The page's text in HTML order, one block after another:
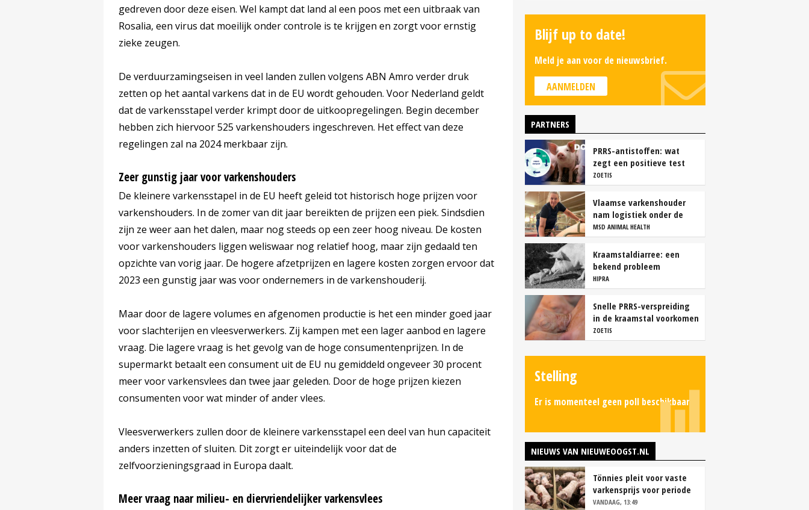
gedreven door deze eisen. Wel kampt dat land al een poos met een uitbraak van
Rosalia, een virus dat moeilijk onder controle is te krijgen en zorgt voor ernstig
zieke zeugen.
De verduurzamingseisen in veel landen zullen volgens ABN Amro verder druk
zetten op het aantal varkens dat in de EU wordt gehouden. Voor Nederland geldt
dat de varkensstapel verder krimpt door de uitkoopregelingen. Begin december
hebben zich hiervoor 525 varkenshouders ingeschreven. Het effect van deze
regelingen zal na 2024 merkbaar zijn.
Zeer gunstig jaar voor varkenshouders
De kleinere varkensstapel in de EU heeft geleid tot historisch hoge prijzen voor
varkenshouders. In de zomer van dit jaar bereikten de prijzen een piek. Sindsdien
zijn ze weer aan het dalen, maar nog steeds op een zeer hoog niveau. De kosten
voor varkenshouders liggen weliswaar nog relatief hoog, maar zijn gedaald ten
opzichte van vorig jaar. De hogere afzetprijzen en lagere kosten zorgen ervoor dat
2023 een gunstig jaar was voor ondernemers in de varkenshouderij.
Maar door de lagere volumes en afgenomen productie is het een minder goed jaar
voor slachterijen en vleesverwerkers. Zij kampen met een lager aanbod en lagere
vraag. Die lagere vraag is het gevolg van de hoge consumentenprijzen. In de
supermarkt betaalt een consument uit de EU nu gemiddeld ongeveer 30 procent
meer voor varkensvlees dan twee jaar geleden. Door de hoge prijzen kiezen
consumenten voor wat minder of ander vlees.
Vleesverwerkers zullen door de kleinere varkensstapel een deel van hun capaciteit
anders inzetten of sluiten. Dit zorgt er uiteindelijk voor dat de
zelfvoorzieningsgraad in Europa daalt.
Meer vraag naar milieu- en diervriendelijker varkensvlees
Blijf up to date!
Meld je aan voor de nieuwsbrief.
AANMELDEN
PARTNERS
PRRS-antistoffen: wat
zegt een positieve test
echt?
ZOETIS
Vlaamse varkenshouder
nam logistiek onder de
loep en spaart personeel
MSD ANIMAL HEALTH
Kraamstaldiarree: een
bekend probleem
HIPRA
Snelle PRRS-verspreiding
in de kraamstal voorkomen
ZOETIS
Stelling
Er is momenteel geen poll beschikbaar.
NIEUWS VAN NIEUWEOOGST.NL
Tönnies pleit voor vaste
varkensprijs voor periode
van zes maanden
VANDAAG, 13:49